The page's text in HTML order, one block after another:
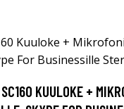
KUULOKE +